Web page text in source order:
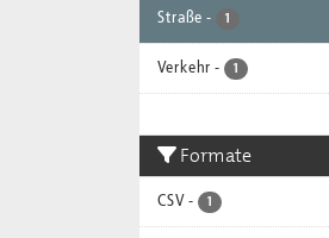
Straße - 1
Verkehr - 1
Formate
CSV - 1